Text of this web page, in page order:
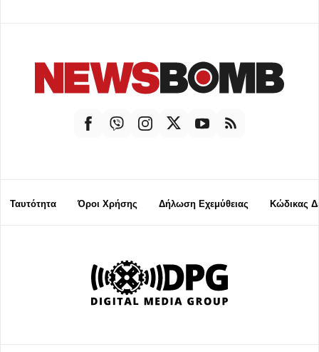
Ταυτότητα Όροι Χρήσης Δήλωση Εχεμύθειας Κώδικας